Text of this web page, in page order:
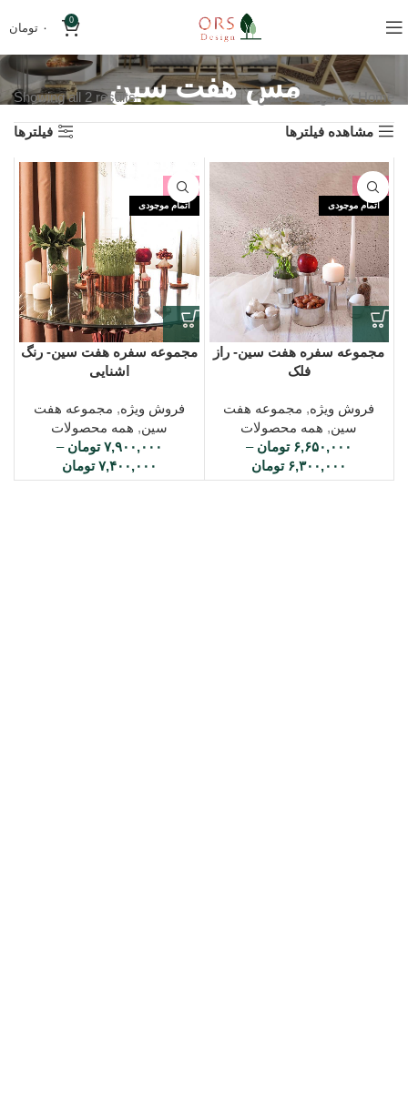
0
۰ تومان
مس هفت سین Home
»مس هفت سین Showing all 2 results
مشاهده فیلترها فیلترها
-3%
اتمام موجودی
مجموعه سفره هفت سین- راز
فلک
فروش ویژه, مجموعه هفت
سین, همه محصولات
۶,۶۵۰,۰۰۰ تومان –
۶,۳۰۰,۰۰۰ تومان
-4%
اتمام موجودی
مجموعه سفره هفت سین- رنگ
اشنایی
فروش ویژه, مجموعه هفت
سین, همه محصولات
۷,۹۰۰,۰۰۰ تومان –
۷,۴۰۰,۰۰۰ تومان